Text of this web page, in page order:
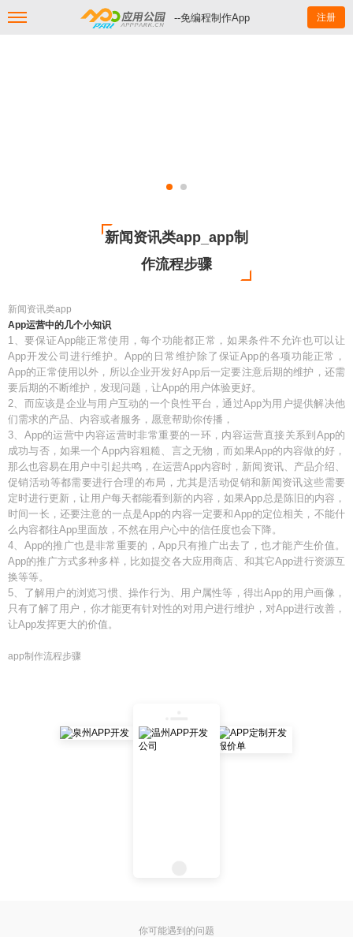
--免编程制作App 注册
新闻资讯类app_app制
作流程步骤
新闻资讯类app
App运营中的几个小知识
1、要保证App能正常使用，每个功能都正常，如果条件不允许也可以让
App开发公司进行维护。App的日常维护除了保证App的各项功能正常，
App的正常使用以外，所以企业开发好App后一定要注意后期的维护，还需
要后期的不断维护，发现问题，让App的用户体验更好。
2、而应该是企业与用户互动的一个良性平台，通过App为用户提供解决他
们需求的产品、内容或者服务，愿意帮助你传播，
3、App的运营中内容运营时非常重要的一环，内容运营直接关系到App的
成功与否，如果一个App内容粗糙、言之无物，而如果App的内容做的好，
那么也容易在用户中引起共鸣，在运营App内容时，新闻资讯、产品介绍、
促销活动等都需要进行合理的布局，尤其是活动促销和新闻资讯这些需要
定时进行更新，让用户每天都能看到新的内容，如果App总是陈旧的内容，
时间一长，还要注意的一点是App的内容一定要和App的定位相关，不能什
么内容都往App里面放，不然在用户心中的信任度也会下降。
4、App的推广也是非常重要的，App只有推广出去了，也才能产生价值。
App的推广方式多种多样，比如提交各大应用商店、和其它App进行资源互
换等等。
5、了解用户的浏览习惯、操作行为、用户属性等，得出App的用户画像，
只有了解了用户，你才能更有针对性的对用户进行维护，对App进行改善，
让App发挥更大的价值。
app制作流程步骤
你可能遇到的问题